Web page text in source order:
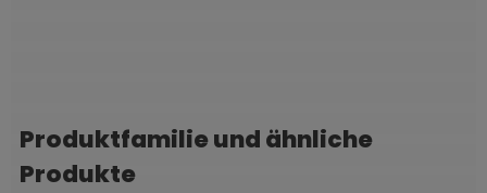
Produktgalerie überspringen
Produktfamilie und ähnliche
Produkte